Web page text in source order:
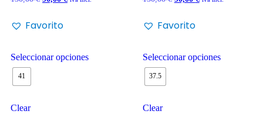
Favorito
Seleccionar opciones
41
Clear
Favorito
Seleccionar opciones
37.5
Clear